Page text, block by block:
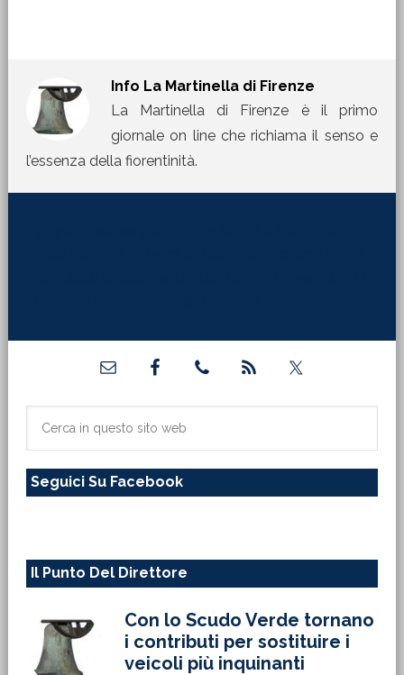
Info La Martinella di Firenze
La Martinella di Firenze è il primo
giornale on line che richiama il senso e
l’essenza della fiorentinità.
primaria
sito
Seguici Su Facebook
Il Punto Del Direttore
Con lo Scudo Verde tornano
i contributi per sostituire i
veicoli più inquinanti